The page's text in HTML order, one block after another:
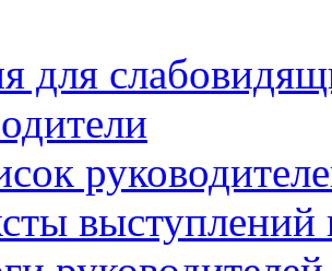
для
выступлений